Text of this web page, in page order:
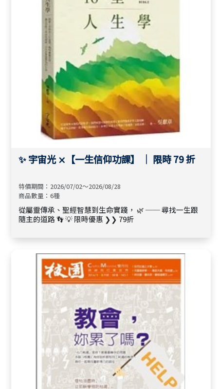
✨ 宇宙光 ⨯【一生信仰功課】 ｜ 限時 79 折
特價期間：2026/07/02～2026/08/28
商品數量：6種
從屬靈傳承、聖經智慧到生命實踐， 🌿 ── 尋找一生跟
隨主的道路 👣 💡 限時優惠 ❯❯ 79折